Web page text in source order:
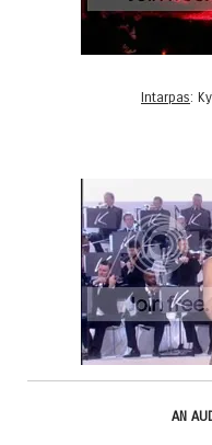
Intarpas:
AN